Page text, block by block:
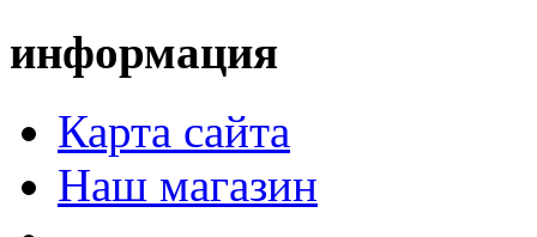
информация
Карта сайта
Наш магазин